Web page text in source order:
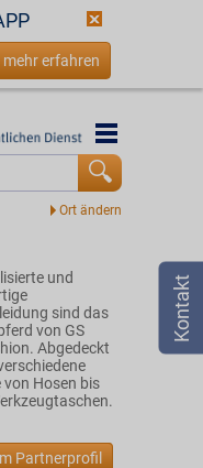
mehr erfahren
und
sind das
von GS
Abgedeckt
von Hosen bis
Partnerprofil